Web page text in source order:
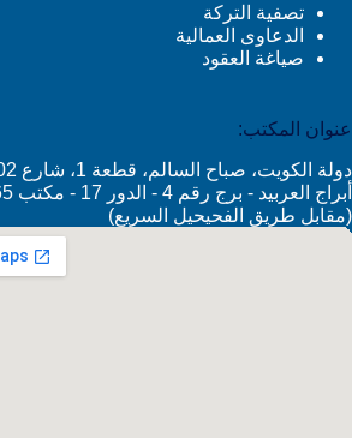
تصفية التركة
الدعاوى العمالية
صياغة العقود
عنوان المكتب:
دولة الكويت، صباح السالم، قطعة 1، شارع 102
أبراج العربيد - برج رقم 4 - الدور 17 - مكتب 65
(مقابل طريق الفحيحيل السريع)